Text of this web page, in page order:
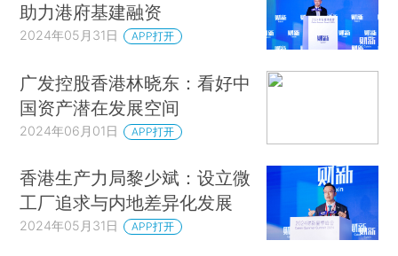
助力港府基建融资
2024年05月31日 APP打开
广发控股香港林晓东：看好中
国资产潜在发展空间
2024年06月01日 APP打开
香港生产力局黎少斌：设立微
工厂追求与内地差异化发展
2024年05月31日 APP打开